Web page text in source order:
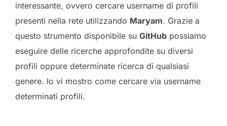
interessante, ovvero cercare username di profili
presenti nella rete utilizzando Maryam. Grazie a
questo strumento disponibile su GitHub possiamo
eseguire delle ricerche approfondite su diversi
profili oppure determinate ricerca di qualsiasi
genere. Io vi mostro come cercare via username
determinati profili.